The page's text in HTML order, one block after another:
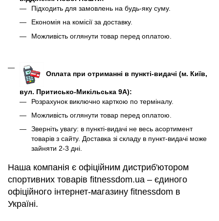
Підходить для замовлень на будь-яку суму.
Економія на комісії за доставку.
Можливість оглянути товар перед оплатою.
Оплата при отриманні в пункті-видачі (м. Київ,
вул. Притисько-Микільська 9А):
Розрахунок виключно карткою по терміналу.
Можливість оглянути товар перед оплатою.
Зверніть увагу: в пункті-видачі не весь асортимент
товарів з сайту. Доставка зі складу в пункт-видачі може
зайняти 2-3 дні.
Наша компанія є офіційним дистриб'ютором
спортивних товарів fitnessdom.ua – єдиного
офіційного інтернет-магазину fitnessdom в
Україні.